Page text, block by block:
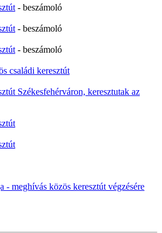
- beszámoló
- beszámoló
- beszámoló
családi keresztút
Székesfehérváron, keresztutak az
- meghívás közös keresztút végzésére